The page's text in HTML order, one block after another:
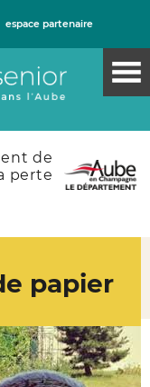
espace partenaire
de
perte
papier